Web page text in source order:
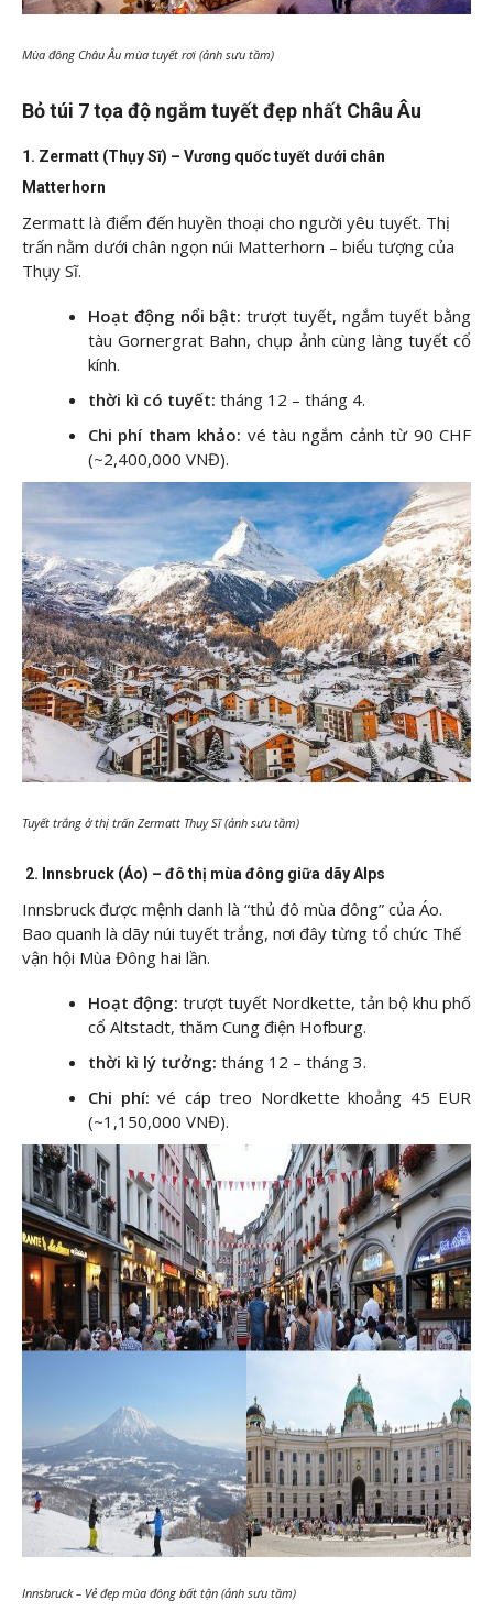
Mùa đông Châu Âu mùa tuyết rơi (ảnh sưu tầm)
Bỏ túi 7 tọa độ ngắm tuyết đẹp nhất Châu Âu
1. Zermatt (Thụy Sĩ) – Vương quốc tuyết dưới chân
Matterhorn
Zermatt là điểm đến huyền thoại cho người yêu tuyết. Thị
trấn nằm dưới chân ngọn núi Matterhorn – biểu tượng của
Thụy Sĩ.
Hoạt động nổi bật: trượt tuyết, ngắm tuyết bằng
tàu Gornergrat Bahn, chụp ảnh cùng làng tuyết cổ
kính.
thời kì có tuyết: tháng 12 – tháng 4.
Chi phí tham khảo: vé tàu ngắm cảnh từ 90 CHF
(~2,400,000 VNĐ).
Tuyết trắng ở thị trấn Zermatt Thuỵ Sĩ (ảnh sưu tầm)
2. Innsbruck (Áo) – đô thị mùa đông giữa dãy Alps
Innsbruck được mệnh danh là “thủ đô mùa đông” của Áo.
Bao quanh là dãy núi tuyết trắng, nơi đây từng tổ chức Thế
vận hội Mùa Đông hai lần.
Hoạt động: trượt tuyết Nordkette, tản bộ khu phố
cổ Altstadt, thăm Cung điện Hofburg.
thời kì lý tưởng: tháng 12 – tháng 3.
Chi phí: vé cáp treo Nordkette khoảng 45 EUR
(~1,150,000 VNĐ).
Innsbruck – Vẻ đẹp mùa đông bất tận (ảnh sưu tầm)